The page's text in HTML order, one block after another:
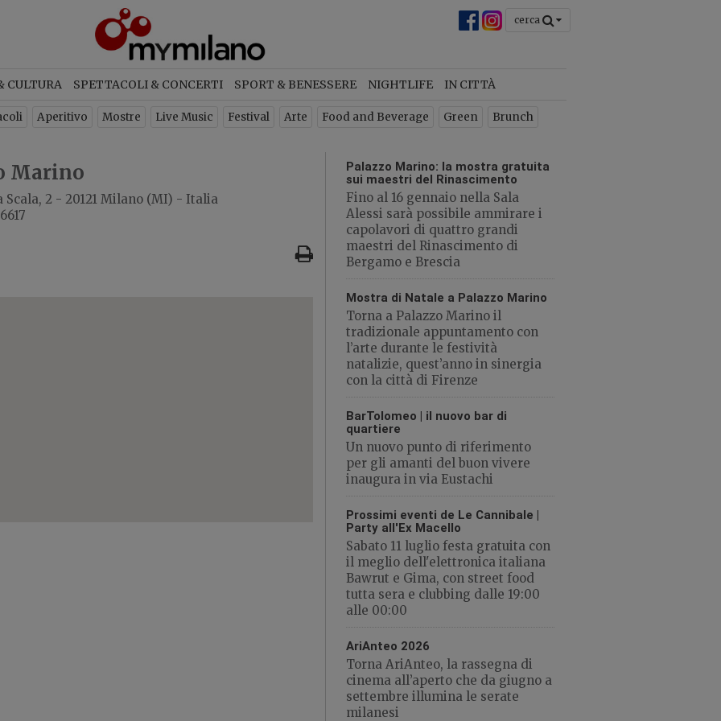
cerca
CULTURA SPETTACOLI & CONCERTI SPORT & BENESSERE NIGHTLIFE IN CITTÀ
Aperitivo Mostre Live Music Festival Arte Food and Beverage Green Brunch
Marino
Scala, 2 - 20121 Milano (MI) - Italia
Palazzo Marino: la mostra gratuita
sui maestri del Rinascimento
Fino al 16 gennaio nella Sala
Alessi sarà possibile ammirare i
capolavori di quattro grandi
maestri del Rinascimento di
Bergamo e Brescia
Mostra di Natale a Palazzo Marino
Torna a Palazzo Marino il
tradizionale appuntamento con
l’arte durante le festività
natalizie, quest’anno in sinergia
con la città di Firenze
BarTolomeo | il nuovo bar di
quartiere
Un nuovo punto di riferimento
per gli amanti del buon vivere
inaugura in via Eustachi
Prossimi eventi de Le Cannibale |
Party all'Ex Macello
Sabato 11 luglio festa gratuita con
il meglio dell'elettronica italiana
Bawrut e Gima, con street food
tutta sera e clubbing dalle 19:00
alle 00:00
AriAnteo 2026
Torna AriAnteo, la rassegna di
cinema all’aperto che da giugno a
settembre illumina le serate
milanesi
per ricevere ogni settimana la
con gli eventi di Milano
ISCRIVITI
CHIUDI